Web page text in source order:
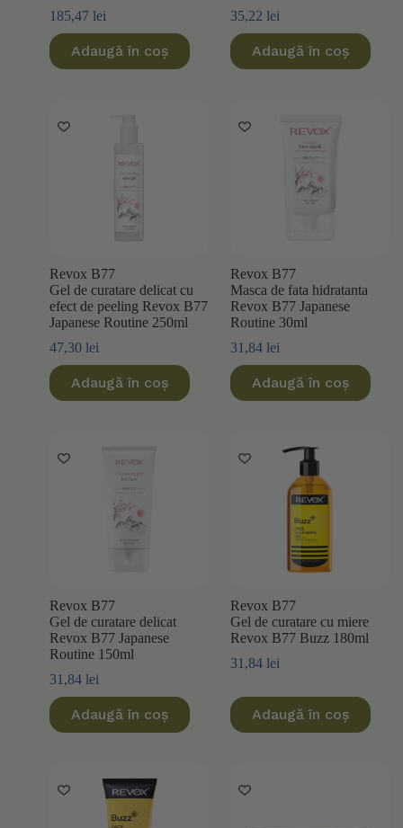
185,47 lei
Adaugă în coș
35,22 lei
Adaugă în coș
Revox B77
Gel de curatare delicat cu
efect de peeling Revox B77
Japanese Routine 250ml
47,30 lei
Adaugă în coș
Revox B77
Masca de fata hidratanta
Revox B77 Japanese
Routine 30ml
31,84 lei
Adaugă în coș
Revox B77
Gel de curatare delicat
Revox B77 Japanese
Routine 150ml
31,84 lei
Adaugă în coș
Revox B77
Gel de curatare cu miere
Revox B77 Buzz 180ml
31,84 lei
Adaugă în coș